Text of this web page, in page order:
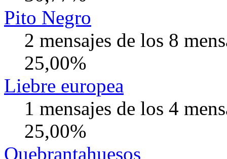
Pito Negro
2 mensajes de los 8
25,00%
Liebre europea
1 mensajes de los 4
25,00%
Quebrantahuesos